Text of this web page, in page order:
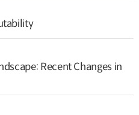
Recent Changes in